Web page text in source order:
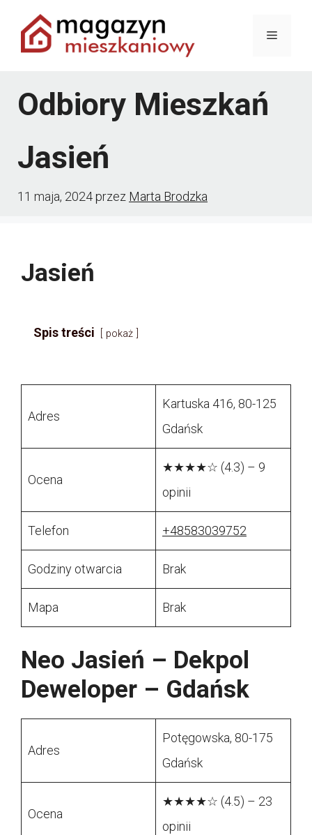
Przejdź
Menu
Odbiory Mieszkań
Jasień
11 maja, 2024przez Marta Brodzka
Jasień
Spis treści pokaż
Adres
Kartuska 416, 80-125
Gdańsk
Ocena
★★★★☆ (4.3) – 9
opinii
Telefon +48583039752
Godziny otwarcia Brak
Mapa Brak
Neo Jasień – Dekpol
Deweloper – Gdańsk
Adres
Potęgowska, 80-175
Gdańsk
Ocena
★★★★☆ (4.5) – 23
opinii